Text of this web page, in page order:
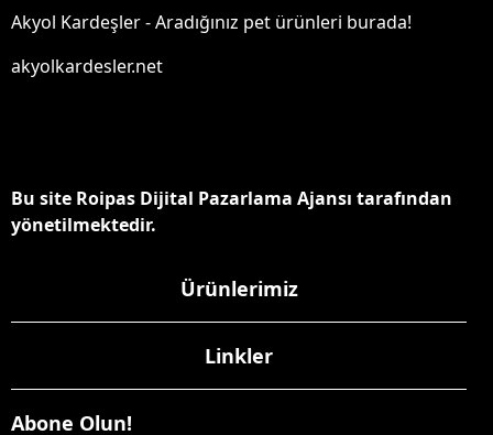
Akyol Kardeşler - Aradığınız pet ürünleri burada!
akyolkardesler.net
Bu site Roipas Dijital Pazarlama Ajansı tarafından
yönetilmektedir.
Ürünlerimiz
Linkler
Abone Olun!